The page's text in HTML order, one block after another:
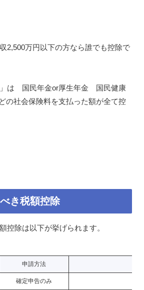
2,500万円以下の方なら誰でも控除で
は 国民年金or厚生年金 国民健康
社会保険料を支払った額が全て控
き税額控除
控除は以下が挙げられます。
申請方法
確定申告のみ